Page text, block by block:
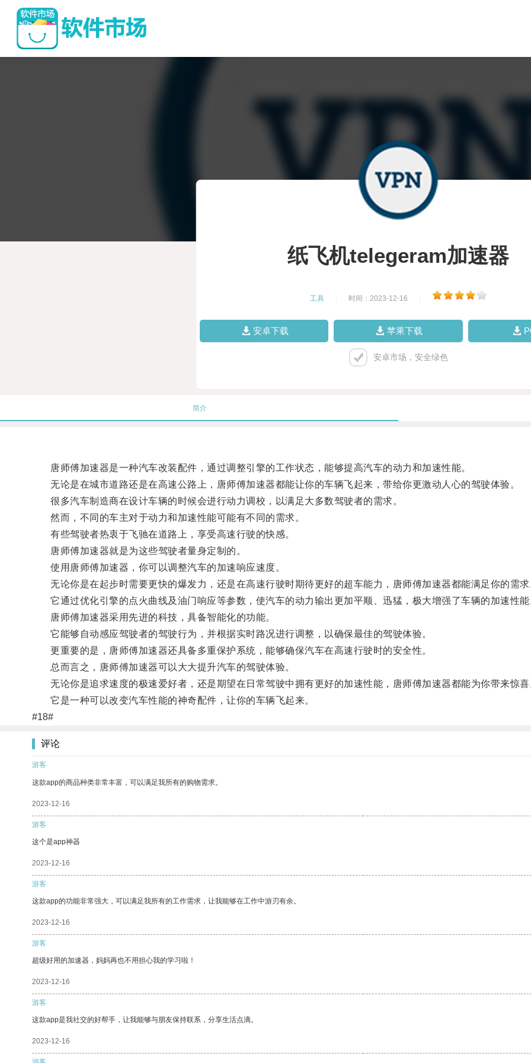
纸飞机telegeram加速器
工具 时间：2023-12-16
安卓下载 苹果下载
安卓市场，安全绿色
简介
唐师傅加速器是一种汽车改装配件，通过调整引擎的工作状态，能够提高汽车的动力和加速性能。
无论是在城市道路还是在高速公路上，唐师傅加速器都能让你的车辆飞起来，带给你更激动人心的驾驶体验。
很多汽车制造商在设计车辆的时候会进行动力调校，以满足大多数驾驶者的需求。
然而，不同的车主对于动力和加速性能可能有不同的需求。
有些驾驶者热衷于飞驰在道路上，享受高速行驶的快感。
唐师傅加速器就是为这些驾驶者量身定制的。
使用唐师傅加速器，你可以调整汽车的加速响应速度。
无论你是在起步时需要更快的爆发力，还是在高速行驶时期待更好的超车能力，唐师傅加速器都能满足你的需求
它通过优化引擎的点火曲线及油门响应等参数，使汽车的动力输出更加平顺、迅猛，极大增强了车辆的加速性能
唐师傅加速器采用先进的科技，具备智能化的功能。
它能够自动感应驾驶者的驾驶行为，并根据实时路况进行调整，以确保最佳的驾驶体验。
更重要的是，唐师傅加速器还具备多重保护系统，能够确保汽车在高速行驶时的安全性。
总而言之，唐师傅加速器可以大大提升汽车的驾驶体验。
无论你是追求速度的极速爱好者，还是期望在日常驾驶中拥有更好的加速性能，唐师傅加速器都能为你带来惊喜
它是一种可以改变汽车性能的神奇配件，让你的车辆飞起来。
#18#
评论
游客
这款app的商品种类非常丰富，可以满足我所有的购物需求。
2023-12-16
游客
这个是app神器
2023-12-16
游客
这款app的功能非常强大，可以满足我所有的工作需求，让我能够在工作中游刃有余。
2023-12-16
游客
超级好用的加速器，妈妈再也不用担心我的学习啦！
2023-12-16
游客
这款app是我社交的好帮手，让我能够与朋友保持联系，分享生活点滴。
2023-12-16